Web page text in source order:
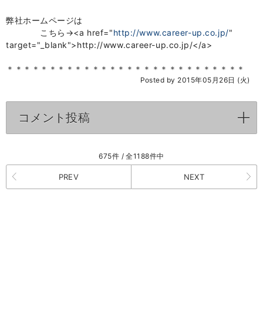
弊社ホームページは
こちら→<a href="http://www.career-up.co.jp/"
target="_blank">http://www.career-up.co.jp/</a>
＊＊＊＊＊＊＊＊＊＊＊＊＊＊＊＊＊＊＊＊＊＊＊＊＊＊＊＊
Posted by 2015年05月26日 (火)
コメント投稿
675件 / 全1188件中
PREV NEXT